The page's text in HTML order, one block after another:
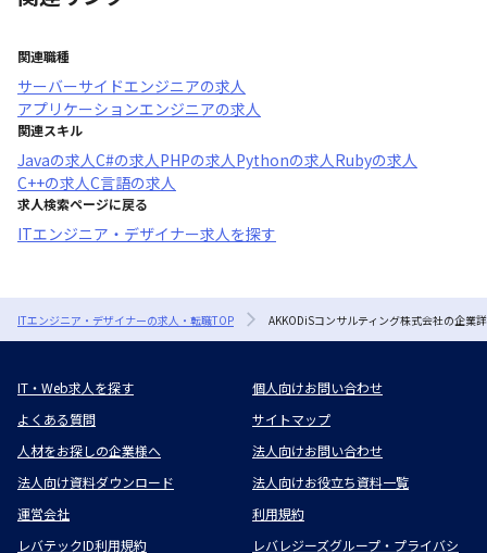
関連職種
サーバーサイドエンジニアの求人
アプリケーションエンジニアの求人
関連スキル
Javaの求人C#の求人 PHPの求人 Pythonの求人 Rubyの求人
C++の求人C言語の求人
求人検索ページに戻る
ITエンジニア・デザイナー求人を探す
ITエンジニア・デザイナーの求人・転職TOP AKKODiSコンサルティング株式会社の企業
IT・Web求人を探す
個人向けお問い合わせ
よくある質問
サイトマップ
人材をお探しの企業様へ
法人向けお問い合わせ
法人向け資料ダウンロード
法人向けお役立ち資料一覧
運営会社
利用規約
レバテックID利用規約
レバレジーズグループ・プライバシ